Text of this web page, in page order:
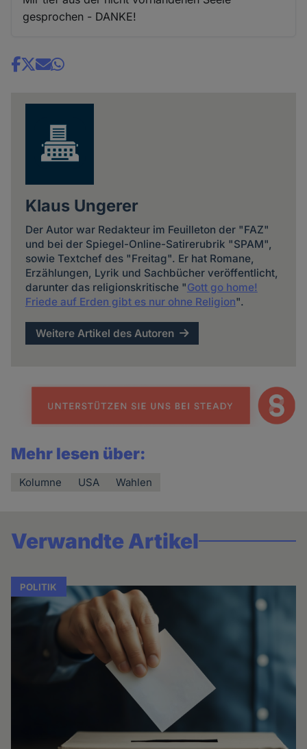
gesprochen - DANKE!
Share
Klaus Ungerer
Der Autor war Redakteur im Feuilleton der "FAZ"
und bei der Spiegel-Online-Satirerubrik "SPAM",
sowie Textchef des "Freitag". Er hat Romane,
Erzählungen, Lyrik und Sachbücher veröffentlicht,
darunter das religionskritische "Gott go home!
Friede auf Erden gibt es nur ohne Religion".
Weitere Artikel des Autoren
Mehr lesen über:
Kolumne USA Wahlen
Verwandte Artikel
POLITIK